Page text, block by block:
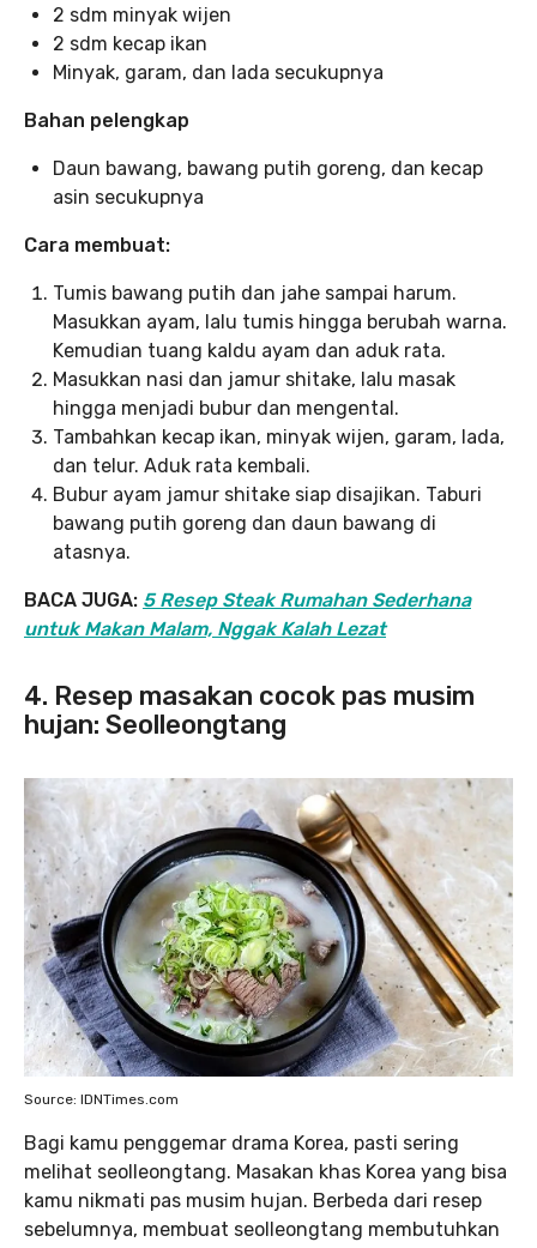
2 sdm minyak wijen
2 sdm kecap ikan
Minyak, garam, dan lada secukupnya
Bahan pelengkap
Daun bawang, bawang putih goreng, dan kecap
asin secukupnya
Cara membuat:
Tumis bawang putih dan jahe sampai harum.
Masukkan ayam, lalu tumis hingga berubah warna.
Kemudian tuang kaldu ayam dan aduk rata.
Masukkan nasi dan jamur shitake, lalu masak
hingga menjadi bubur dan mengental.
Tambahkan kecap ikan, minyak wijen, garam, lada,
dan telur. Aduk rata kembali.
Bubur ayam jamur shitake siap disajikan. Taburi
bawang putih goreng dan daun bawang di
atasnya.
BACA JUGA: 5 Resep Steak Rumahan Sederhana
untuk Makan Malam, Nggak Kalah Lezat
4. Resep masakan cocok pas musim
hujan: Seolleongtang
Source: IDNTimes.com
Bagi kamu penggemar drama Korea, pasti sering
melihat seolleongtang. Masakan khas Korea yang bisa
kamu nikmati pas musim hujan. Berbeda dari resep
sebelumnya, membuat seolleongtang membutuhkan